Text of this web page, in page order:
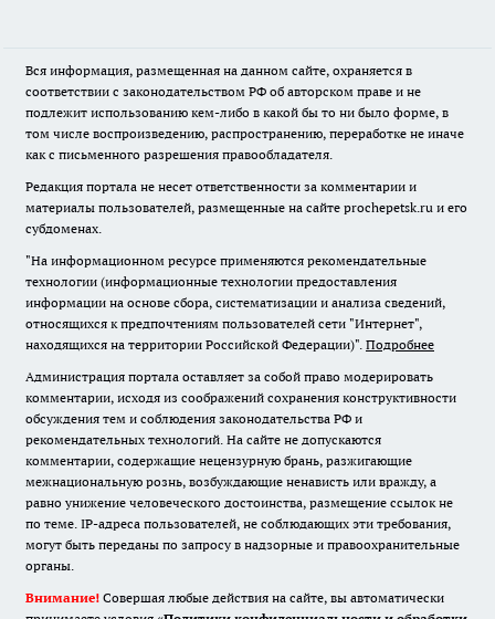
Вся информация, размещенная на данном сайте, охраняется в
соответствии с законодательством РФ об авторском праве и не
подлежит использованию кем-либо в какой бы то ни было форме, в
том числе воспроизведению, распространению, переработке не иначе
как с письменного разрешения правообладателя.
Редакция портала не несет ответственности за комментарии и
материалы пользователей, размещенные на сайте prochepetsk.ru и его
субдоменах.
"На информационном ресурсе применяются рекомендательные
технологии (информационные технологии предоставления
информации на основе сбора, систематизации и анализа сведений,
относящихся к предпочтениям пользователей сети "Интернет",
находящихся на территории Российской Федерации)". Подробнее
Администрация портала оставляет за собой право модерировать
комментарии, исходя из соображений сохранения конструктивности
обсуждения тем и соблюдения законодательства РФ и
рекомендательных технологий. На сайте не допускаются
комментарии, содержащие нецензурную брань, разжигающие
межнациональную рознь, возбуждающие ненависть или вражду, а
равно унижение человеческого достоинства, размещение ссылок не
по теме. IP-адреса пользователей, не соблюдающих эти требования,
могут быть переданы по запросу в надзорные и правоохранительные
органы.
Внимание! Совершая любые действия на сайте, вы автоматически